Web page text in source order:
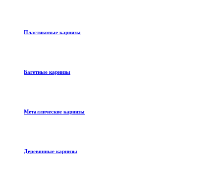
Пластиковые карнизы
Багетные карнизы
Металлические карнизы
Деревянные карнизы